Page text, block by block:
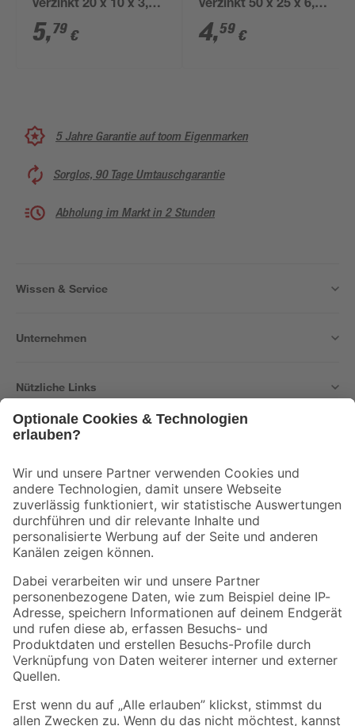
verzinkt 20 x 10 x 3,3
mm 20 Stück
5,79 €
verzinkt 50 x 25 x 6,2
mm 4 Stück
4,59 €
5 Jahre Garantie auf toom Eigenmarken
Sorglos, 90 Tage Umtauschgarantie
Abholung im Markt in 2 Stunden
Wissen & Service
Unternehmen
Nützliche Links
Der toom Newsletter: Keine Angebote und Aktionen mehr verpassen!
Zur Newsletter Anmeldung
Folge uns
Zahlungsarten Versandarten
Sicher einkaufen